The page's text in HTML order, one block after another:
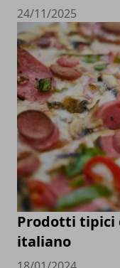
24/11/2025
Prodotti tipici
italiano